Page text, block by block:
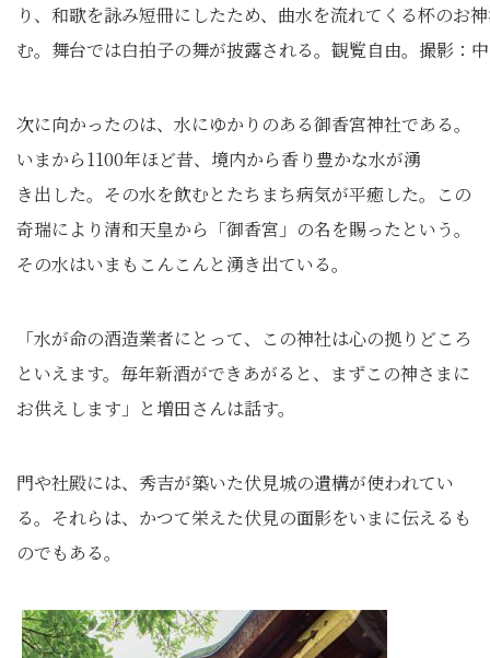
り、和歌を詠み短冊にしたため、曲水を流れてくる杯のお
む。舞台では白拍子の舞が披露される。観覧自由。撮影：
次に向かったのは、水にゆかりのある御香宮神社である。
いまから1100年ほど昔、境内から香り豊かな水が湧
き出した。その水を飲むとたちまち病気が平癒した。この
奇瑞により清和天皇から「御香宮」の名を賜ったという。
その水はいまもこんこんと湧き出ている。
「水が命の酒造業者にとって、この神社は心の拠りどころ
といえます。毎年新酒ができあがると、まずこの神さまに
お供えします」と増田さんは話す。
門や社殿には、秀吉が築いた伏見城の遺構が使われてい
る。それらは、かつて栄えた伏見の面影をいまに伝えるも
のでもある。